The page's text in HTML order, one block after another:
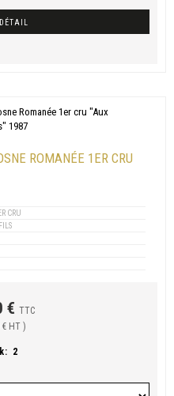
ROMANÉE 1ER CRU
CRU
€ TTC
€ HT )
2